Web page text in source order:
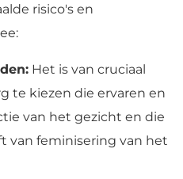
risico's en
Het is van cruciaal
te kiezen die ervaren en
van het gezicht en die
van feminisering van het